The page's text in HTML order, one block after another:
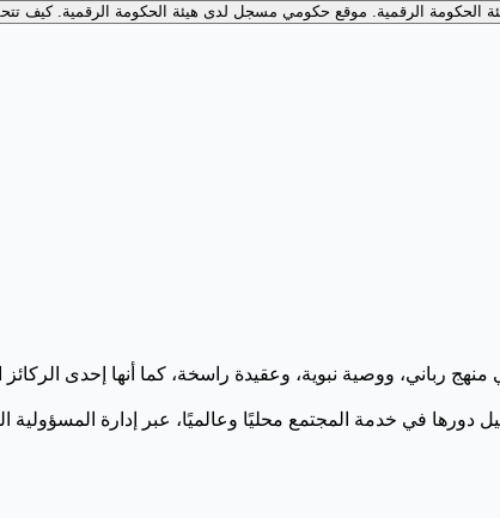
الرقمية. موقع حكومي مسجل لدى هيئة الحكومة الرقمية.كيف
في خدمة المجتمع محليًا وعالميًا، عبر إدارة المسؤولية